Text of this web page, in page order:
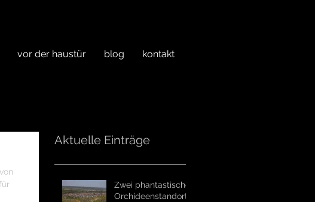
vor der haustür blog kontakt
Aktuelle Einträge
Zwei phantastische
Orchideenstandorte